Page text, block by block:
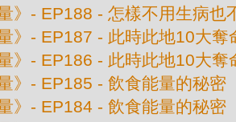
》- EP188 - 怎樣不用生病也
》- EP187 - 此時此地10大奪
》- EP186 - 此時此地10大奪
》- EP185 - 飲食能量的秘密
》- EP184 - 飲食能量的秘密